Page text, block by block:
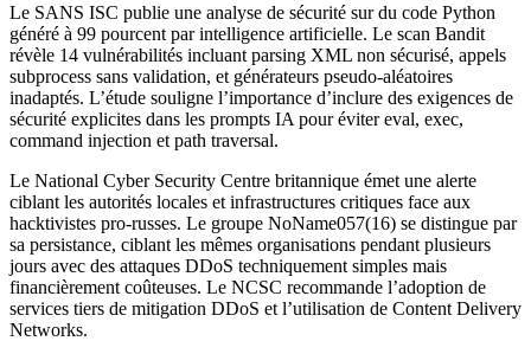
Le SANS ISC publie une analyse de sécurité sur du code Python
généré à 99 pourcent par intelligence artificielle. Le scan Bandit
révèle 14 vulnérabilités incluant parsing XML non sécurisé, appels
subprocess sans validation, et générateurs pseudo-aléatoires
inadaptés. L’étude souligne l’importance d’inclure des exigences de
sécurité explicites dans les prompts IA pour éviter eval, exec,
command injection et path traversal.
Le National Cyber Security Centre britannique émet une alerte
ciblant les autorités locales et infrastructures critiques face aux
hacktivistes pro-russes. Le groupe NoName057(16) se distingue par
sa persistance, ciblant les mêmes organisations pendant plusieurs
jours avec des attaques DDoS techniquement simples mais
financièrement coûteuses. Le NCSC recommande l’adoption de
services tiers de mitigation DDoS et l’utilisation de Content Delivery
Networks.